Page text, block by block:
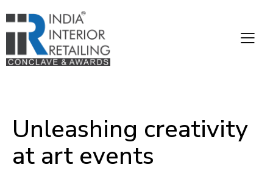
Unleashing creativity
at art events